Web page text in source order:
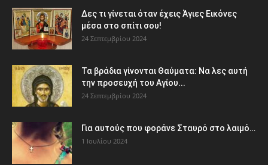
Δες τι γίνεται όταν έχεις Άγιες Εικόνες
μέσα στο σπίτι σου!
24 Σεπτεμβρίου 2024
Τα βράδια γίνονται Θαύματα: Να λες αυτή
την προσευχή του Αγίου...
24 Σεπτεμβρίου 2024
Για αυτούς που φοράνε Σταυρό στο λαιμό…
1 Ιουλίου 2024